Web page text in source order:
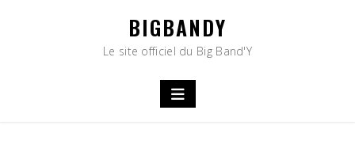
BIGBANDY
Le site officiel du Big Band'Y